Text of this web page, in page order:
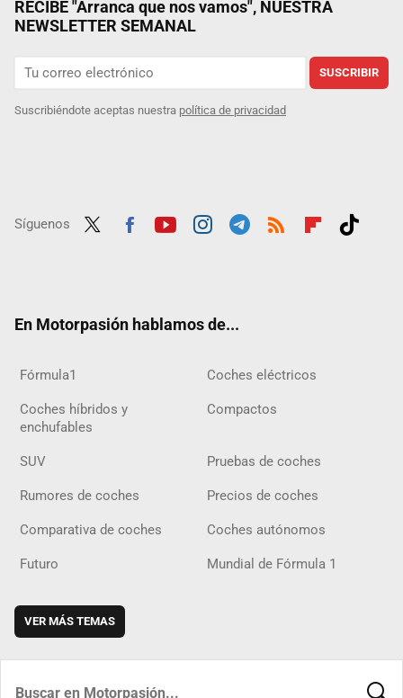
RECIBE "Arranca que nos vamos", NUESTRA
NEWSLETTER SEMANAL
SUSCRIBIR
Suscribiéndote aceptas nuestra política de privacidad
Síguenos
En Motorpasión hablamos de...
Fórmula1 Coches eléctricos
Coches híbridos y
enchufables
Compactos
SUV Pruebas de coches
Rumores de coches Precios de coches
Comparativa de coches Coches autónomos
Futuro Mundial de Fórmula 1
VER MÁS TEMAS